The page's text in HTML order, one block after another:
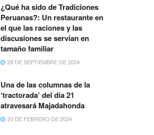
¿Qué ha sido de Tradiciones
Peruanas?: Un restaurante en
el que las raciones y las
discusiones se servían en
tamaño familiar
29 DE SEPTIEMBRE DE 2024
Una de las columnas de la
‘tractorada’ del día 21
atravesará Majadahonda
20 DE FEBRERO DE 2024